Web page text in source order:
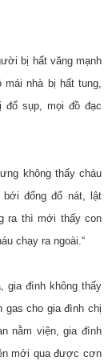
bị hất văng mạnh
nhà bị hất tung,
đổ sụp, mọi đồ đạc
không thấy cháu
đống đổ nát, lật
ra thì mới thấy con
chạy ra ngoài.“
gia đình không thấy
gas cho gia đình chị
nằm viện, gia đình
mới qua được cơn